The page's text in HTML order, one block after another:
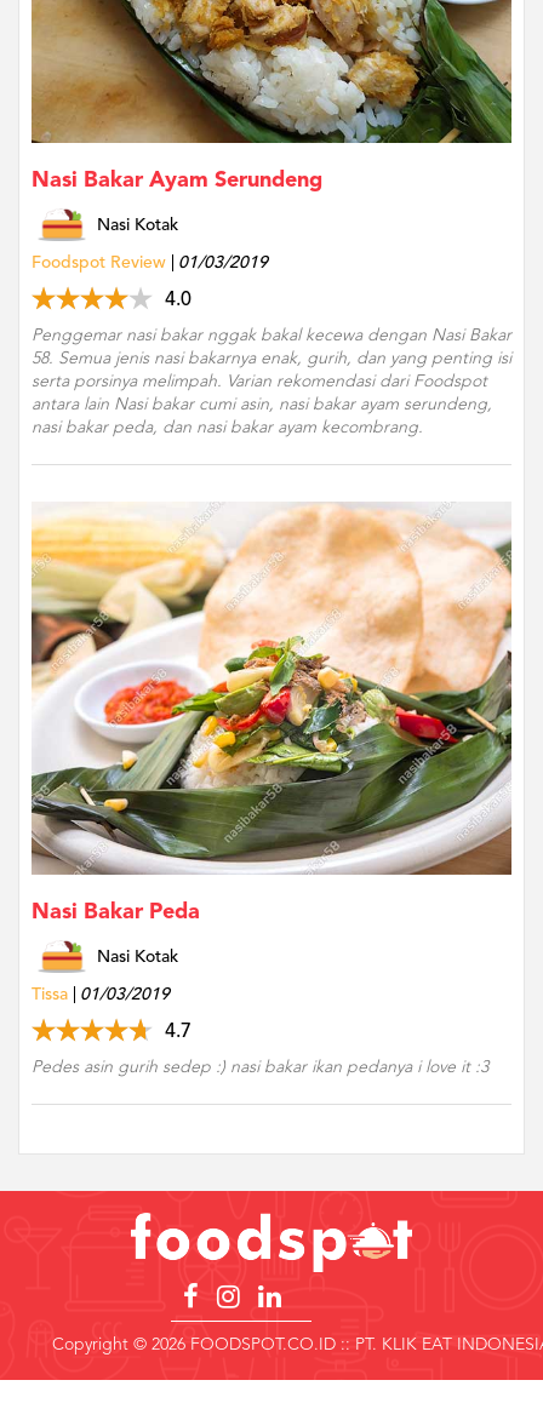
Nasi Bakar Ayam Serundeng
Nasi Kotak
Foodspot Review 01/03/2019
4.0
Penggemar nasi bakar nggak bakal kecewa dengan Nasi Bakar
58. Semua jenis nasi bakarnya enak, gurih, dan yang penting isi
serta porsinya melimpah. Varian rekomendasi dari Foodspot
antara lain Nasi bakar cumi asin, nasi bakar ayam serundeng,
nasi bakar peda, dan nasi bakar ayam kecombrang.
Nasi Bakar Peda
Nasi Kotak
Tissa 01/03/2019
4.7
Pedes asin gurih sedep :) nasi bakar ikan pedanya i love it :3
Copyright © 2026 FOODSPOT.CO.ID :: PT. KLIK EAT